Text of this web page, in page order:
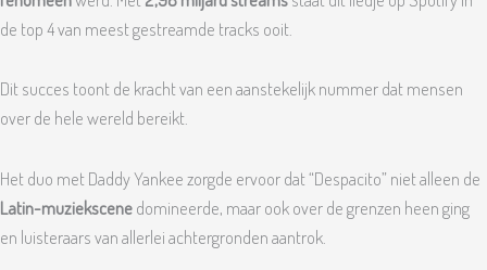
de top 4 van meest gestreamde tracks ooit.
Dit succes toont de kracht van een aanstekelijk nummer dat mensen
over de hele wereld bereikt.
Het duo met Daddy Yankee zorgde ervoor dat “Despacito” niet alleen de
Latin-muziekscenedomineerde, maar ook over de grenzen heen ging
en luisteraars van allerlei achtergronden aantrok.